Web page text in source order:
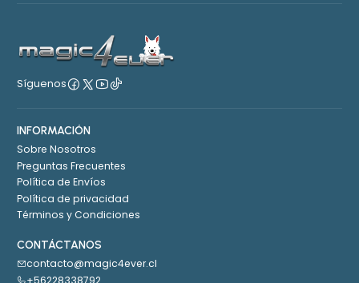
Síguenos
INFORMACIÓN
Sobre Nosotros
Preguntas Frecuentes
Política de Envíos
Política de privacidad
Términos y Condiciones
CONTÁCTANOS
contacto@magic4ever.cl
+56228338792